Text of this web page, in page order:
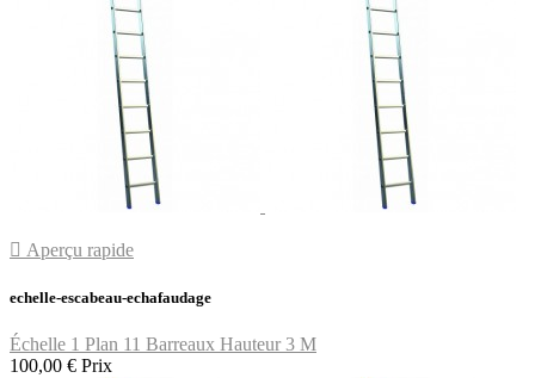
 Aperçu rapide
echelle-escabeau-echafaudage
Échelle 1 Plan 11 Barreaux Hauteur 3 M
100,00 € Prix